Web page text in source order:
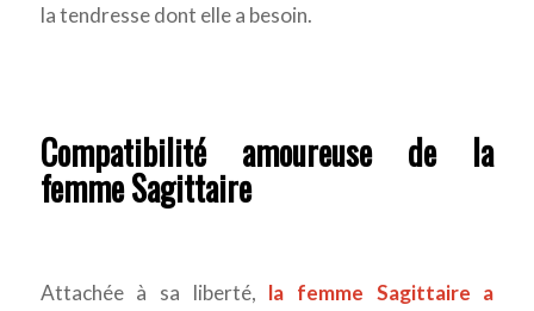
la tendresse dont elle a besoin.
Compatibilité amoureuse de la
femme Sagittaire
Attachée à sa liberté, la femme Sagittaire a